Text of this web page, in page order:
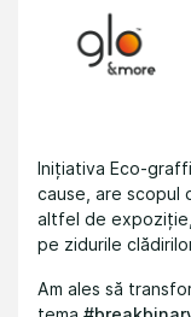
Inițiativa Eco-
cause, are scopul
altfel de
pe zidurile
Am ales să